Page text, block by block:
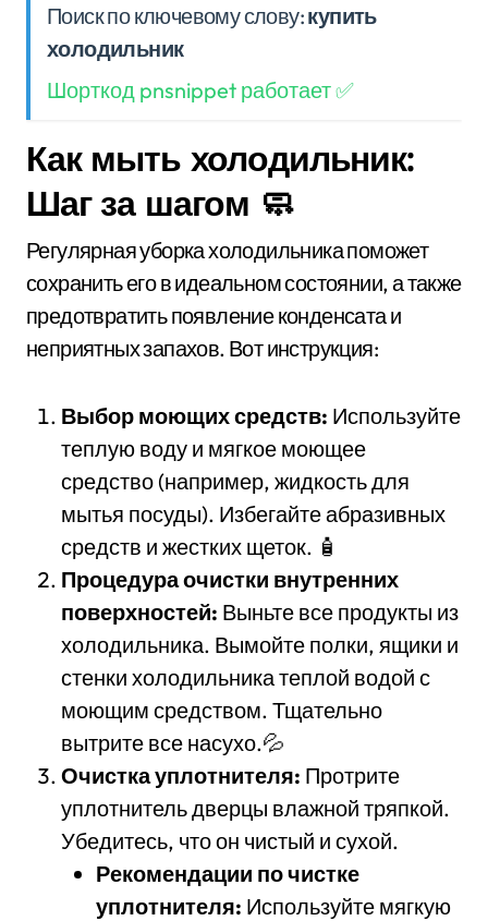
Поиск по ключевому слову:купить
холодильник
Шорткод pnsnippet работает ✅
Как мыть холодильник:
Шаг за шагом 🧼
Регулярная уборка холодильника поможет
сохранить его в идеальном состоянии, а также
предотвратить появление конденсата и
неприятных запахов. Вот инструкция:
Выбор моющих средств: Используйте
теплую воду и мягкое моющее
средство (например, жидкость для
мытья посуды). Избегайте абразивных
средств и жестких щеток. 🧴
Процедура очистки внутренних
поверхностей: Выньте все продукты из
холодильника. Вымойте полки, ящики и
стенки холодильника теплой водой с
моющим средством. Тщательно
вытрите все насухо.💦
Очистка уплотнителя: Протрите
уплотнитель дверцы влажной тряпкой.
Убедитесь, что он чистый и сухой.
Рекомендации по чистке
уплотнителя: Используйте мягкую